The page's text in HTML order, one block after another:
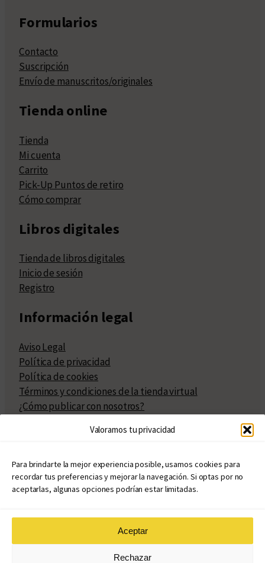
Valoramos tu privacidad
Para brindarte la mejor experiencia posible, usamos cookies para
recordar tus preferencias y mejorar la navegación. Si optas por no
aceptarlas, algunas opciones podrían estar limitadas.
Aceptar
Rechazar
Formularios
Contacto
Suscripción
Envío de manuscritos/originales
Tienda online
Tienda
Mi cuenta
Carrito
Pick-Up Puntos de retiro
Cómo comprar
Libros digitales
Tienda de libros digitales
Inicio de sesión
Registro
Información legal
Aviso Legal
Política de privacidad
Política de cookies
Términos y condiciones de la tienda virtual
¿Cómo publicar con nosotros?
Políticas de publicación
Políticas de coedición
Atribuciones